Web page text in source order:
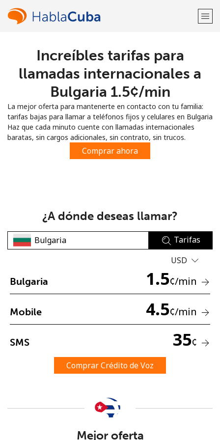
¡Bienvenido!
Regístrate con
Mínimo 8 caracteres
Una letra mayúscula y una minúscula
Un caracter especial
Increíbles tarifas para
llamadas internacionales a
Bulgaria ⁦1.5¢⁩/min
La mejor oferta para mantenerte en contacto con tu familia:
tarifas bajas para llamar a teléfonos fijos y celulares en Bulgaria
Haz que cada minuto cuente con llamadas internacionales
baratas, sin cargos adicionales, sin contrato, sin trucos.
Comprar ahora
¿A dónde deseas llamar?
Tarifas
USD
Bulgaria 1.5¢/min
Mobile 4.5¢/min
SMS 35¢
Comprar Crédito de Voz
Mejor oferta